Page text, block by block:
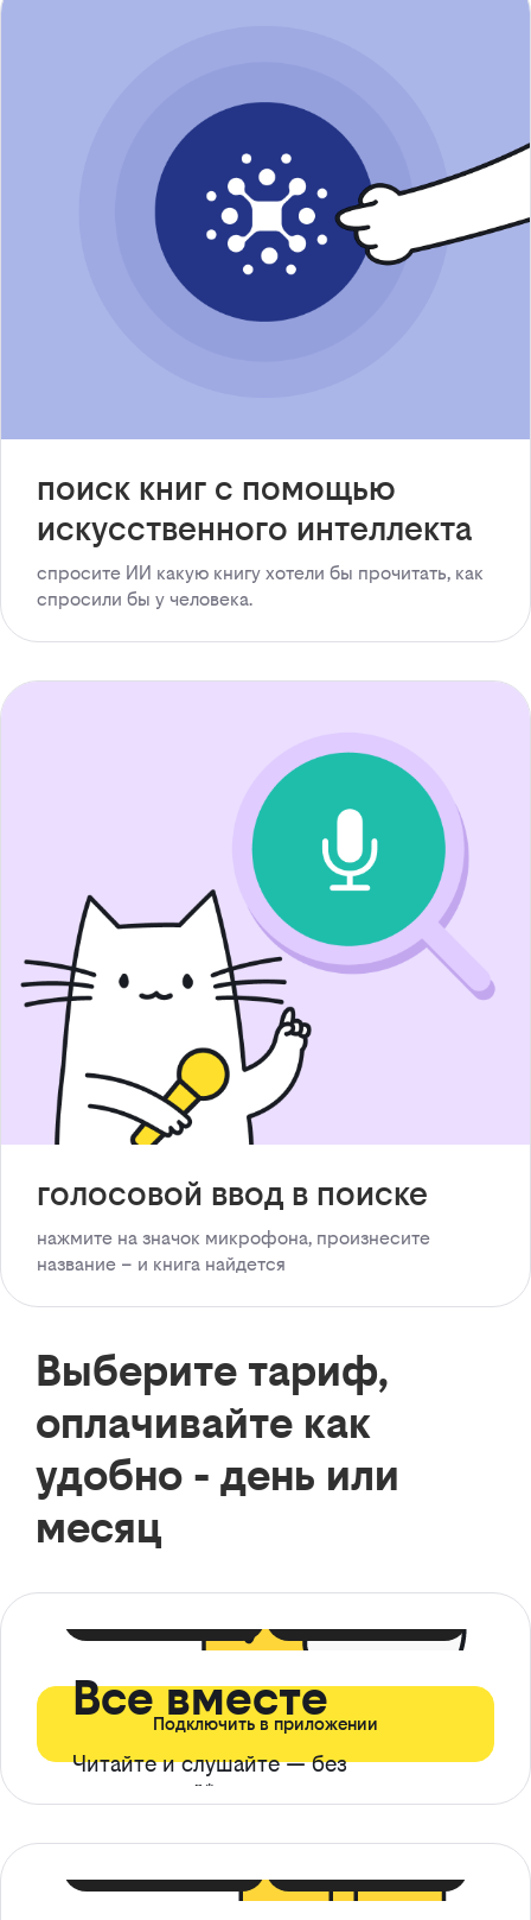
поиск книг с помощью
искусственного интеллекта
спросите ИИ какую книгу хотели бы прочитать, как
спросили бы у человека.
голосовой ввод в поиске
нажмите на значок микрофона, произнесите
название – и книга найдется
Выберите тариф,
оплачивайте как
удобно - день или
месяц
Все вместе
Читайте и слушайте — без
ограничений*
Подключить в приложении